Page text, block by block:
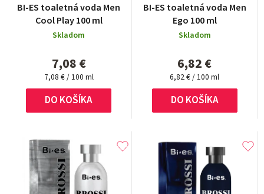
BI-ES toaletná voda Men
Cool Play 100 ml
Skladom
7,08 €
Jednotková
cena:
7,08 € / 100 ml
DO KOŠÍKA
BI-ES toaletná voda Men
Ego 100 ml
Skladom
6,82 €
Jednotková
cena:
6,82 € / 100 ml
DO KOŠÍKA